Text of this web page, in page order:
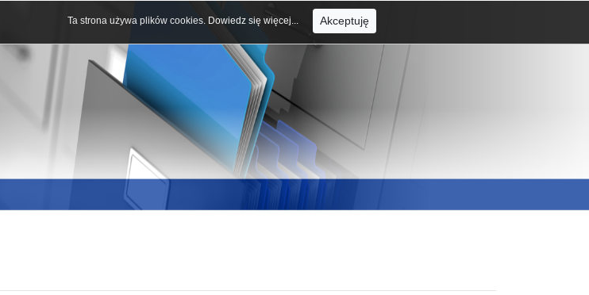
Ta strona używa plików cookies. Dowiedz się więcej... Akceptuję